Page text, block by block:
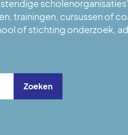
trainingen, cursussen of
of stichting onderzoek,
Zoeken